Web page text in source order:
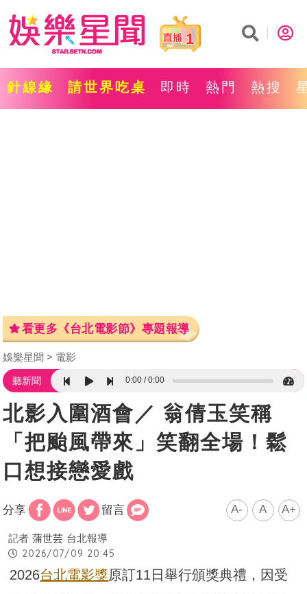
1
針線緣 請世界吃桌 即時 熱門 熱搜
看更多《台北電影節》專題報導
娛樂星聞 電影
聽新聞 0:00 0:00
北影入圍酒會／ 翁倩玉笑稱
「把颱風帶來」笑翻全場！鬆
口想接戀愛戲
分享 留言 A- A A+
記者 蒲世芸 台北報導
2026/07/09 20:45
2026台北電影獎原訂11日舉行頒獎典禮，因受